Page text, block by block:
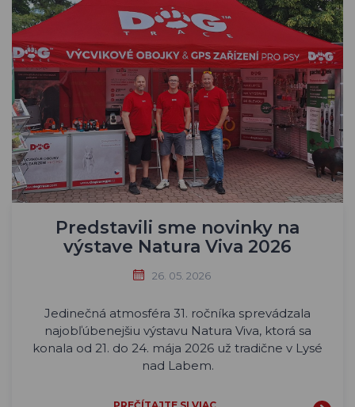
Predstavili sme novinky na
výstave Natura Viva 2026
26. 05. 2026
Jedinečná atmosféra 31. ročníka sprevádzala
najobľúbenejšiu výstavu Natura Viva, ktorá sa
konala od 21. do 24. mája 2026 už tradične v Lysé
nad Labem.
PREČÍTAJTE SI VIAC